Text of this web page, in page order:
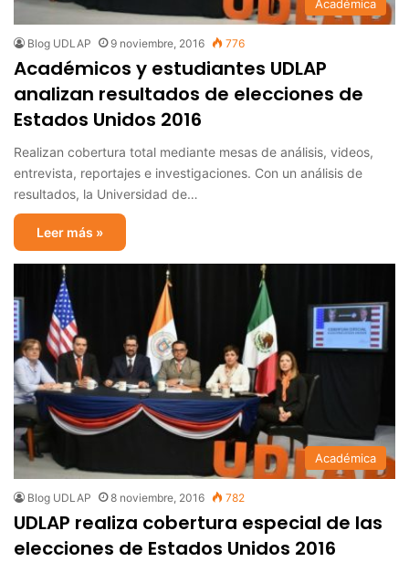
Académica
Blog UDLAP 9 noviembre, 2016 776
Académicos y estudiantes UDLAP
analizan resultados de elecciones de
Estados Unidos 2016
Realizan cobertura total mediante mesas de análisis, videos,
entrevista, reportajes e investigaciones. Con un análisis de
resultados, la Universidad de…
Leer más »
Académica
Blog UDLAP 8 noviembre, 2016 782
UDLAP realiza cobertura especial de las
elecciones de Estados Unidos 2016